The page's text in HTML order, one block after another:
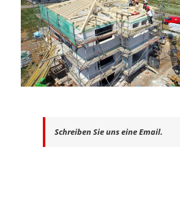
Schreiben Sie uns eine Email.